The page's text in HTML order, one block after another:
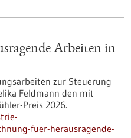
Arbeiten in
zur Steuerung
Feldmann den mit
Preis 2026.
fuer-herausragende-